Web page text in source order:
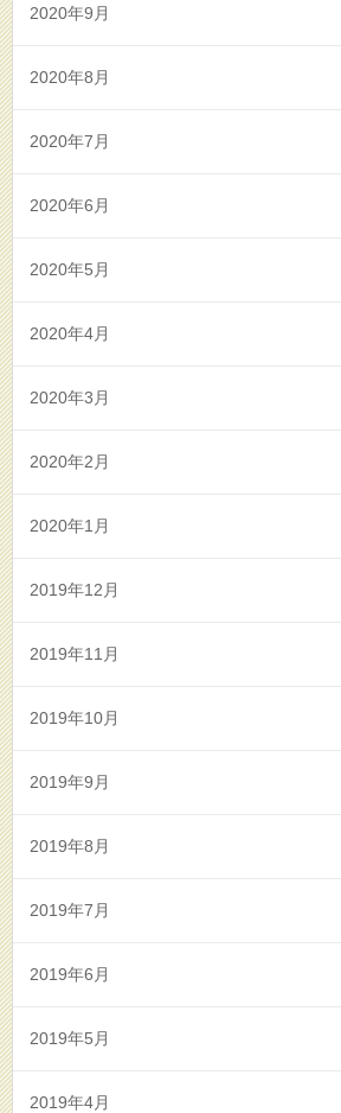
2020年9月
2020年8月
2020年7月
2020年6月
2020年5月
2020年4月
2020年3月
2020年2月
2020年1月
2019年12月
2019年11月
2019年10月
2019年9月
2019年8月
2019年7月
2019年6月
2019年5月
2019年4月